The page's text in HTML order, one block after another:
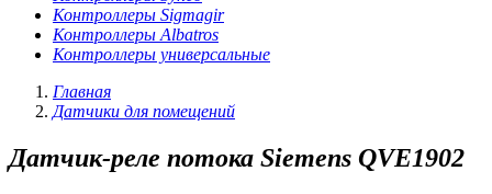
Контроллеры Sigmagir
Контроллеры Albatros
Контроллеры универсальные
Главная
Датчики для помещений
Датчик-реле потока Siemens QVE1902